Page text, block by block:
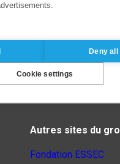
Autres sites du
Fondation ESSEC
Deny all
Cookie settings